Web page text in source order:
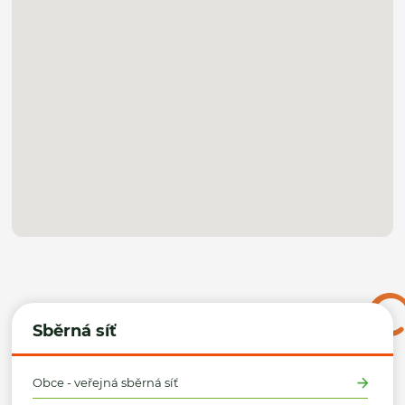
Sběrná síť
Obce - veřejná sběrná síť